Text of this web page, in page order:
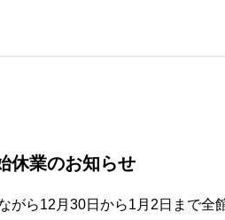
休業のお知らせ
がら12月30日から1月2日まで全